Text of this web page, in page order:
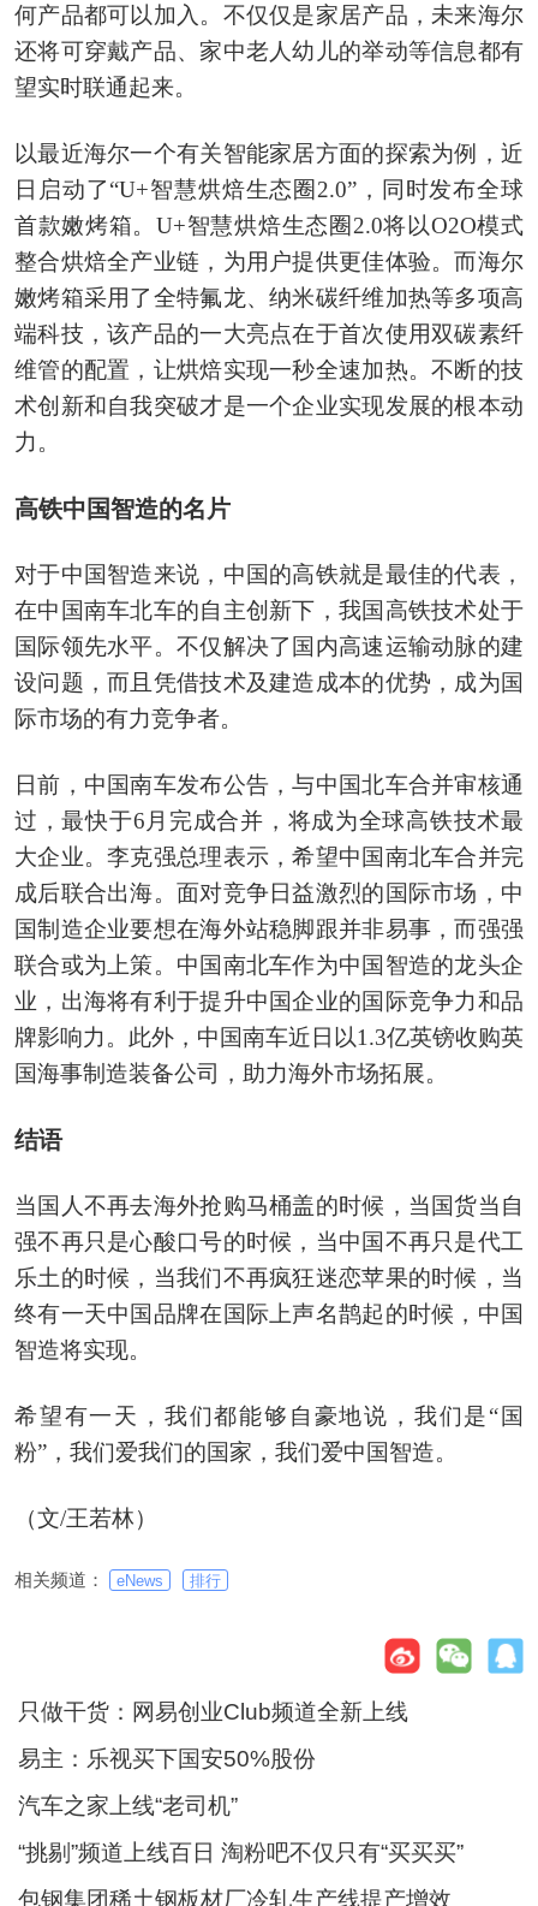
何产品都可以加入。不仅仅是家居产品，未来海尔
还将可穿戴产品、家中老人幼儿的举动等信息都有
望实时联通起来。
以最近海尔一个有关智能家居方面的探索为例，近
日启动了“U+智慧烘焙生态圈2.0”，同时发布全球
首款嫩烤箱。U+智慧烘焙生态圈2.0将以O2O模式
整合烘焙全产业链，为用户提供更佳体验。而海尔
嫩烤箱采用了全特氟龙、纳米碳纤维加热等多项高
端科技，该产品的一大亮点在于首次使用双碳素纤
维管的配置，让烘焙实现一秒全速加热。不断的技
术创新和自我突破才是一个企业实现发展的根本动
力。
高铁中国智造的名片
对于中国智造来说，中国的高铁就是最佳的代表，
在中国南车北车的自主创新下，我国高铁技术处于
国际领先水平。不仅解决了国内高速运输动脉的建
设问题，而且凭借技术及建造成本的优势，成为国
际市场的有力竞争者。
日前，中国南车发布公告，与中国北车合并审核通
过，最快于6月完成合并，将成为全球高铁技术最
大企业。李克强总理表示，希望中国南北车合并完
成后联合出海。面对竞争日益激烈的国际市场，中
国制造企业要想在海外站稳脚跟并非易事，而强强
联合或为上策。中国南北车作为中国智造的龙头企
业，出海将有利于提升中国企业的国际竞争力和品
牌影响力。此外，中国南车近日以1.3亿英镑收购英
国海事制造装备公司，助力海外市场拓展。
结语
当国人不再去海外抢购马桶盖的时候，当国货当自
强不再只是心酸口号的时候，当中国不再只是代工
乐土的时候，当我们不再疯狂迷恋苹果的时候，当
终有一天中国品牌在国际上声名鹊起的时候，中国
智造将实现。
希望有一天，我们都能够自豪地说，我们是“国
粉”，我们爱我们的国家，我们爱中国智造。
（文/王若林）
相关频道： eNews 排行
只做干货：网易创业Club频道全新上线
易主：乐视买下国安50%股份
汽车之家上线“老司机”
“挑剔”频道上线百日 淘粉吧不仅只有“买买买”
包钢集团稀土钢板材厂冷轧生产线提产增效